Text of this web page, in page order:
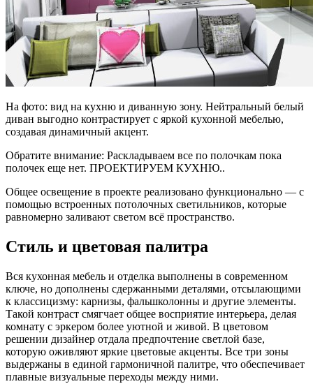
На фото: вид на кухню и диванную зону. Нейтральный белый
диван выгодно контрастирует с яркой кухонной мебелью,
создавая динамичный акцент.
Обратите внимание: Раскладываем все по полочкам пока
полочек еще нет. ПРОЕКТИРУЕМ КУХНЮ..
Общее освещение в проекте реализовано функционально — с
помощью встроенных потолочных светильников, которые
равномерно заливают светом всё пространство.
Стиль и цветовая палитра
Вся кухонная мебель и отделка выполнены в современном
ключе, но дополнены сдержанными деталями, отсылающими
к классицизму: карнизы, фальшколонны и другие элементы.
Такой контраст смягчает общее восприятие интерьера, делая
комнату с эркером более уютной и живой. В цветовом
решении дизайнер отдала предпочтение светлой базе,
которую оживляют яркие цветовые акценты. Все три зоны
выдержаны в единой гармоничной палитре, что обеспечивает
плавные визуальные переходы между ними.